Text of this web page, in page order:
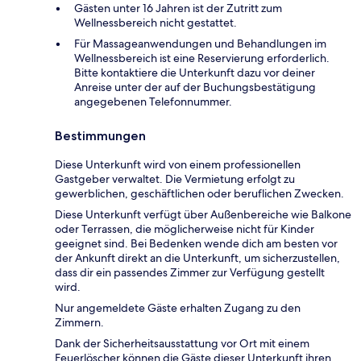
Gästen unter 16 Jahren ist der Zutritt zum
Wellnessbereich nicht gestattet.
Für Massageanwendungen und Behandlungen im
Wellnessbereich ist eine Reservierung erforderlich.
Bitte kontaktiere die Unterkunft dazu vor deiner
Anreise unter der auf der Buchungsbestätigung
angegebenen Telefonnummer.
Bestimmungen
Diese Unterkunft wird von einem professionellen
Gastgeber verwaltet. Die Vermietung erfolgt zu
gewerblichen, geschäftlichen oder beruflichen Zwecken.
Diese Unterkunft verfügt über Außenbereiche wie Balkone
oder Terrassen, die möglicherweise nicht für Kinder
geeignet sind. Bei Bedenken wende dich am besten vor
der Ankunft direkt an die Unterkunft, um sicherzustellen,
dass dir ein passendes Zimmer zur Verfügung gestellt
wird.
Nur angemeldete Gäste erhalten Zugang zu den
Zimmern.
Dank der Sicherheitsausstattung vor Ort mit einem
Feuerlöscher können die Gäste dieser Unterkunft ihren